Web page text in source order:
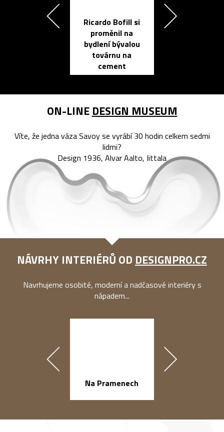
Ricardo Bofill si
proměnil na
bydlení bývalou
továrnu na
cement
ON-LINE DESIGN MUSEUM
Víte, že jedna váza Savoy se vyrábí 30 hodin celkem sedmi
lidmi?
Design 1936, Alvar Aalto, Iittala
NÁVRHY INTERIÉRŮ OD DESIGNPRO.CZ
Navrhujeme osobité, moderní a nadčasové interiéry s
nápadem...
Na Pramenech